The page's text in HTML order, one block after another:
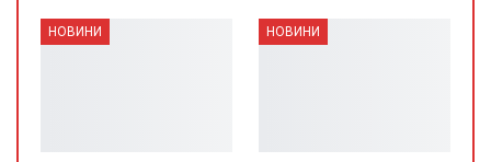
НОВИНИ НОВИНИ